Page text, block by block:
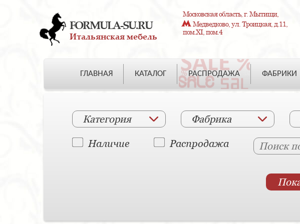
FORMULA-SU.RU
Итальянская мебель
Московская область, г. Мытищи,
Медведково, ул. Троицкая, д.11,
пом.XI, пом.4
ГЛАВНАЯ КАТАЛОГ РАСПРОДАЖА ФАБРИКИ
Категория Фабрика
Наличие Распродажа